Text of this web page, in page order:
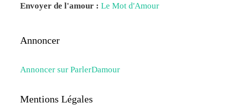
Envoyer de l'amour : Le Mot d'Amour
Annoncer
Annoncer sur ParlerDamour
Mentions Légales